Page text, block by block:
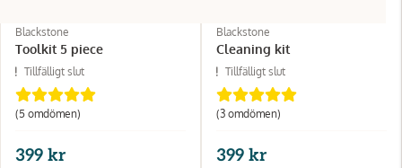
Blackstone
Toolkit 5 piece
Tillfälligt slut
(5 omdömen)
399 kr
Blackstone
Cleaning kit
Tillfälligt slut
(3 omdömen)
399 kr